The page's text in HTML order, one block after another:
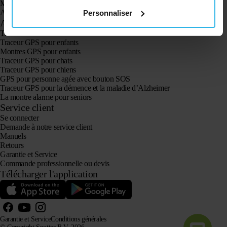
Personnaliser
Montre GPS Spotter pour enfants
Animal Spotter
Applications
Traceurs GPS
Traceur GPS pour enfants
Montres GPS pour enfants
Traceur GPS pour chats
Traceur GPS pour chiens
GPS pour personne agée avec bouton SOS
Traceur GPS pour la démence et la maladie d’Alzheimer
La montre alarme pour seniors
Service client
Se connecter
Demande à notre service client
Manuels
Retours
Garantie et Service
Commande professionnelle ou devis
Télécharger l'application
Garantie et ServiceConditions générales